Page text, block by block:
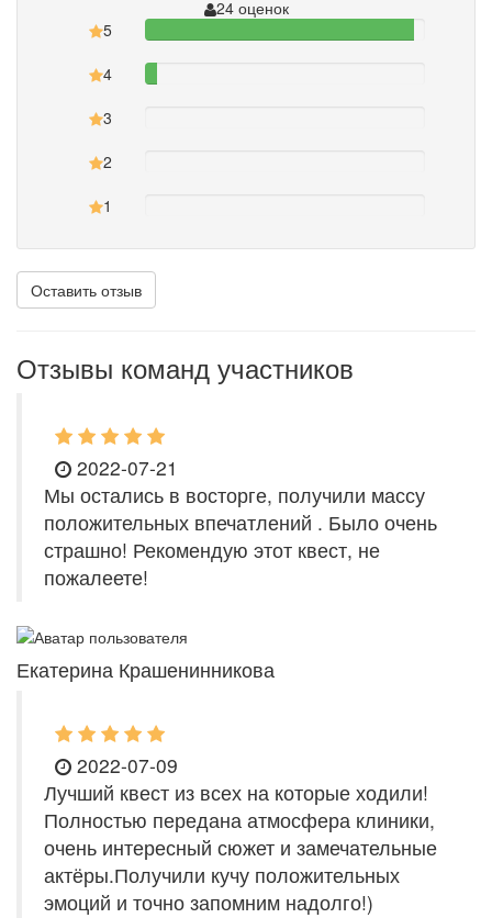
24 оценок
5
4
3
2
1
Оставить отзыв
Отзывы команд участников
2022-07-21
Мы остались в восторге, получили массу
положительных впечатлений . Было очень
страшно! Рекомендую этот квест, не
пожалеете!
Екатерина Крашенинникова
2022-07-09
Лучший квест из всех на которые ходили!
Полностью передана атмосфера клиники,
очень интересный сюжет и замечательные
актёры.Получили кучу положительных
эмоций и точно запомним надолго!)